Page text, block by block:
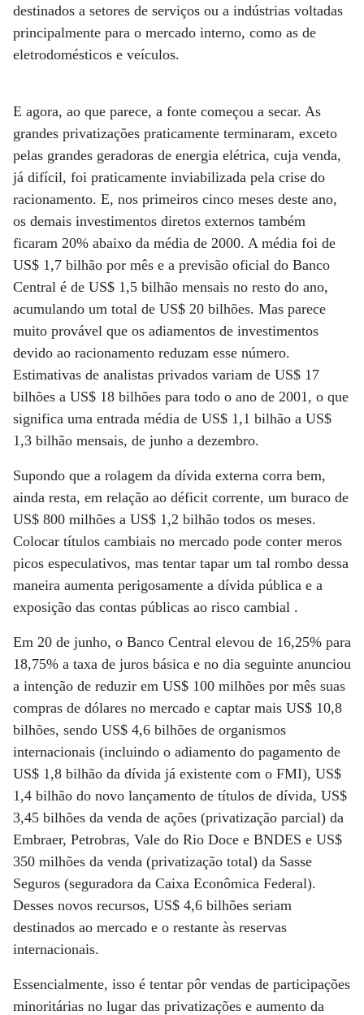
destinados a setores de serviços ou a indústrias voltadas
principalmente para o mercado interno, como as de
eletrodomésticos e veículos.
E agora, ao que parece, a fonte começou a secar. As
grandes privatizações praticamente terminaram, exceto
pelas grandes geradoras de energia elétrica, cuja venda,
já difícil, foi praticamente inviabilizada pela crise do
racionamento. E, nos primeiros cinco meses deste ano,
os demais investimentos diretos externos também
ficaram 20% abaixo da média de 2000. A média foi de
US$ 1,7 bilhão por mês e a previsão oficial do Banco
Central é de US$ 1,5 bilhão mensais no resto do ano,
acumulando um total de US$ 20 bilhões. Mas parece
muito provável que os adiamentos de investimentos
devido ao racionamento reduzam esse número.
Estimativas de analistas privados variam de US$ 17
bilhões a US$ 18 bilhões para todo o ano de 2001, o que
significa uma entrada média de US$ 1,1 bilhão a US$
1,3 bilhão mensais, de junho a dezembro.
Supondo que a rolagem da dívida externa corra bem,
ainda resta, em relação ao déficit corrente, um buraco de
US$ 800 milhões a US$ 1,2 bilhão todos os meses.
Colocar títulos cambiais no mercado pode conter meros
picos especulativos, mas tentar tapar um tal rombo dessa
maneira aumenta perigosamente a dívida pública e a
exposição das contas públicas ao risco cambial .
Em 20 de junho, o Banco Central elevou de 16,25% para
18,75% a taxa de juros básica e no dia seguinte anunciou
a intenção de reduzir em US$ 100 milhões por mês suas
compras de dólares no mercado e captar mais US$ 10,8
bilhões, sendo US$ 4,6 bilhões de organismos
internacionais (incluindo o adiamento do pagamento de
US$ 1,8 bilhão da dívida já existente com o FMI), US$
1,4 bilhão do novo lançamento de títulos de dívida, US$
3,45 bilhões da venda de ações (privatização parcial) da
Embraer, Petrobras, Vale do Rio Doce e BNDES e US$
350 milhões da venda (privatização total) da Sasse
Seguros (seguradora da Caixa Econômica Federal).
Desses novos recursos, US$ 4,6 bilhões seriam
destinados ao mercado e o restante às reservas
internacionais.
Essencialmente, isso é tentar pôr vendas de participações
minoritárias no lugar das privatizações e aumento da